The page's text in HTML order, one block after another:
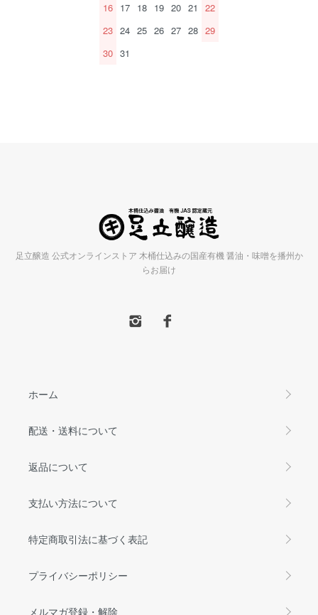
16 17 18 19 20 21
22
23 24 25 26 27 28 29
30 31
足立醸造 公式オンラインストア 木桶仕込みの国産有機 醤油・味噌を播州か
らお届け
ホーム
配送・送料について
返品について
支払い方法について
特定商取引法に基づく表記
プライバシーポリシー
メルマガ登録・解除